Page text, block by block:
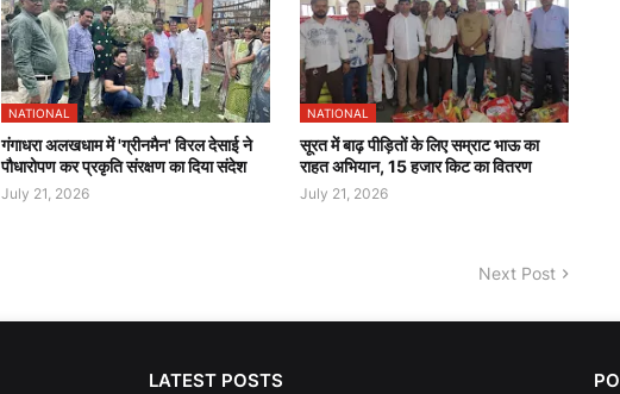
NATIONAL
गंगाधरा अलखधाम में 'ग्रीनमैन' विरल देसाई ने
पौधारोपण कर प्रकृति संरक्षण का दिया संदेश
July 21, 2026
NATIONAL
सूरत में बाढ़ पीड़ितों के लिए सम्राट भाऊ का
राहत अभियान, 15 हजार किट का वितरण
July 21, 2026
Next Post
LATEST POSTS